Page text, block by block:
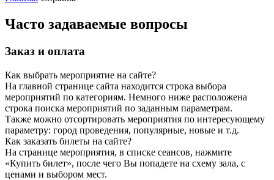
Часто задаваемые вопросы
Заказ и оплата
Как выбрать мероприятие на сайте?
На главной странице сайта находится строка выбора
мероприятий по категориям. Немного ниже расположена
строка поиска мероприятий по заданным параметрам.
Также можно отсортировать мероприятия по интересующему
параметру: город проведения, популярные, новые и т.д.
Как заказать билеты на сайте?
На странице мероприятия, в списке сеансов, нажмите
«Купить билет», после чего Вы попадете на схему зала, с
ценами и выбором мест.